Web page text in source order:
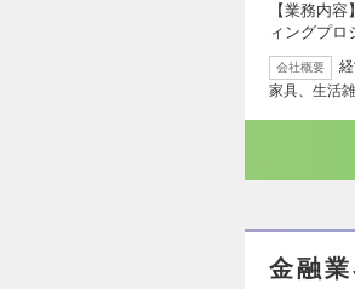
【業務内
ィングプ
会社概要
家具、生活
金融